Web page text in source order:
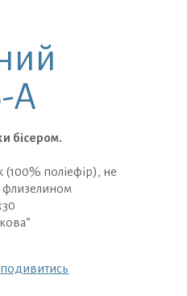
А
бісером.
поліефір), не
флизелином
подивитись